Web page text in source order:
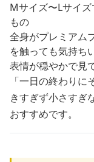
Mサイズ〜Lサイ
もの
全身がプレミアム
を触っても気持ち
表情が穏やかで見
「一日の終わり
きすぎず小さすぎ
おすすめです。